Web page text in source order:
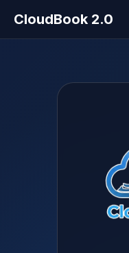
CloudBook 2.0